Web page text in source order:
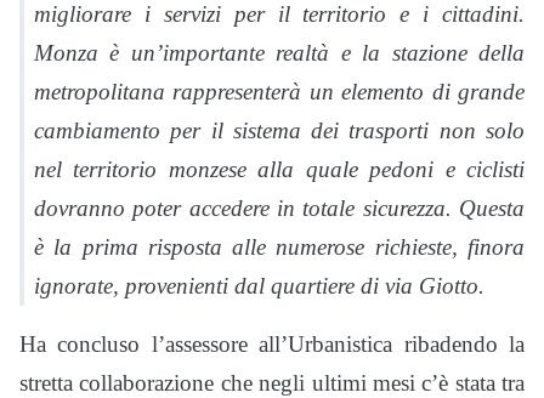
migliorare i servizi per il territorio e i cittadini.
Monza è un’importante realtà e la stazione della
metropolitana rappresenterà un elemento di grande
cambiamento per il sistema dei trasporti non solo
nel territorio monzese alla quale pedoni e ciclisti
dovranno poter accedere in totale sicurezza. Questa
è la prima risposta alle numerose richieste, finora
ignorate, provenienti dal quartiere di via Giotto.
Ha concluso l’assessore all’Urbanistica ribadendo la
stretta collaborazione che negli ultimi mesi c’è stata tra